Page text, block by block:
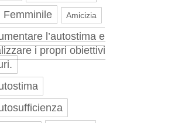
Femminile
Amicizia
l’autostima e
i propri obiettivi